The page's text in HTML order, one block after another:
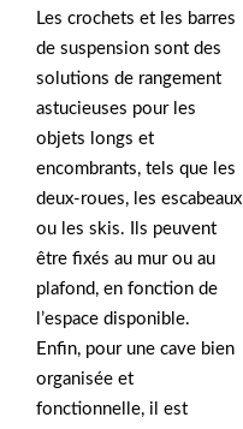
Les crochets et les barres
de suspension sont des
solutions de rangement
astucieuses pour les
objets longs et
encombrants, tels que les
deux-roues, les escabeaux
ou les skis. Ils peuvent
être fixés au mur ou au
plafond, en fonction de
l’espace disponible.
Enfin, pour une cave bien
organisée et
fonctionnelle, il est